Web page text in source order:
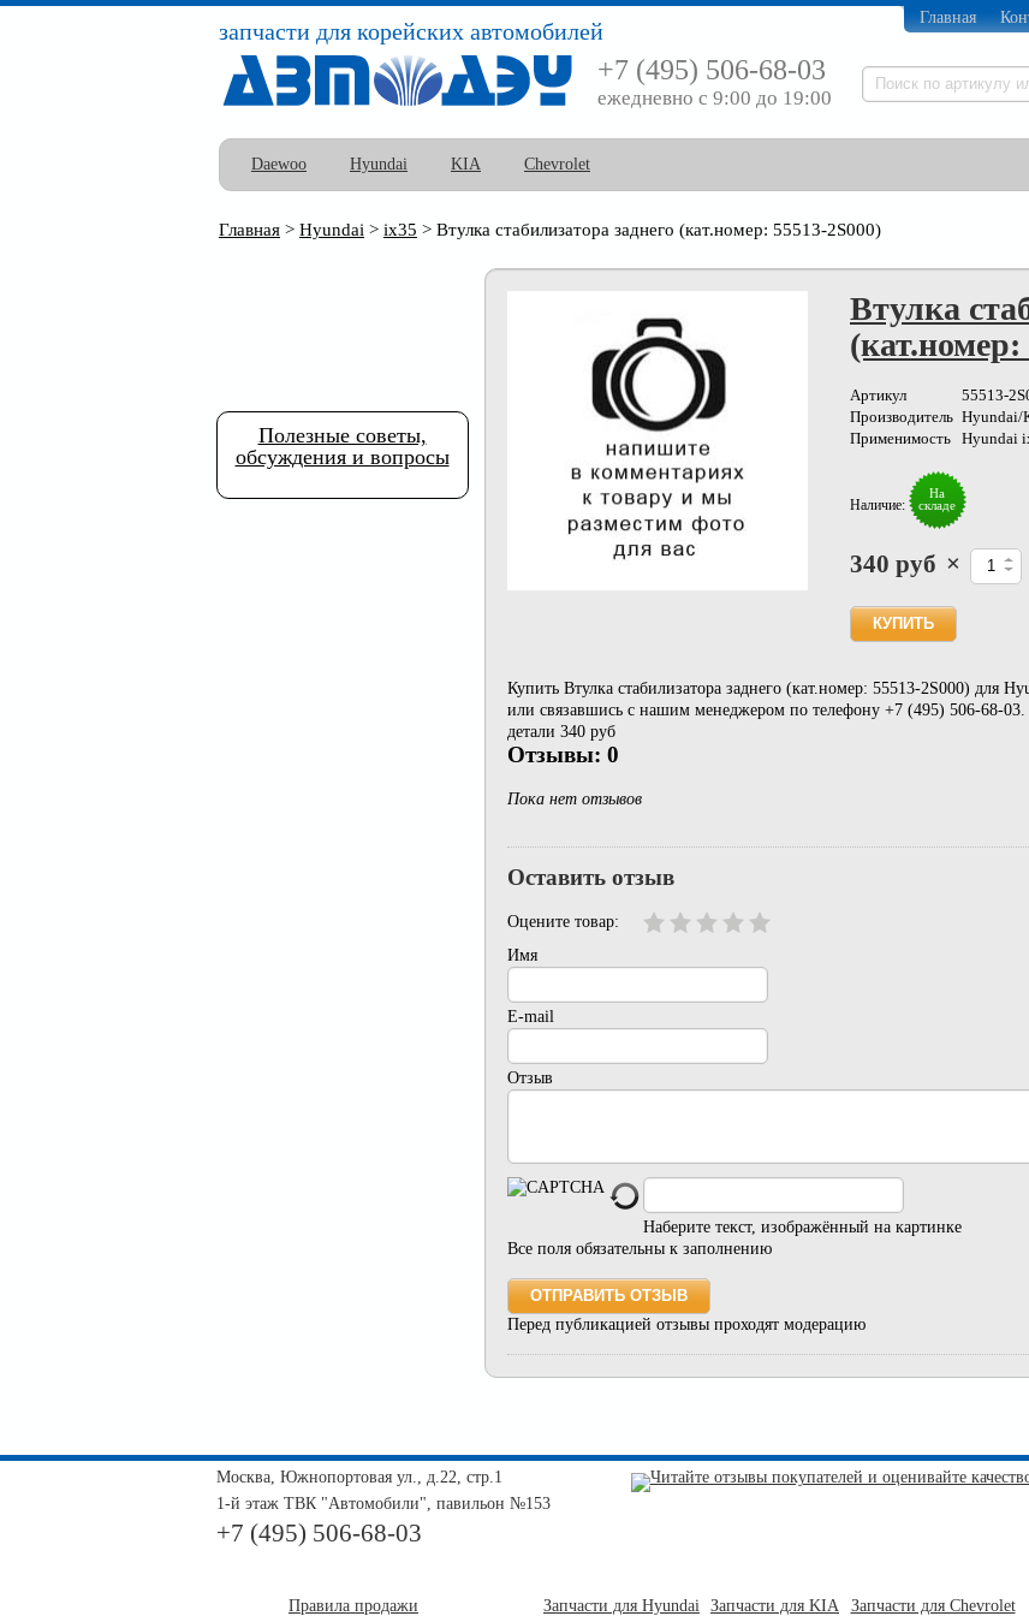
Главная
запчасти для корейских автомобилей
+7 (495) 506-68-03
ежедневно с 9:00 до 19:00
Daewoo Hyundai KIA Chevrolet
Главная > Hyundai > ix35 > Втулка стабилизатора заднего (кат.номер: 55513-2S000)
Втулка
(кат.номер:
Артикул
55513-
Производитель Hyundai/
Применимость
Hyundai
Наличие:
На
складе
340 руб ×
Купить Втулка стабилизатора заднего (кат.номер: 55513-2S000) для
или связавшись с нашим менеджером по телефону +7 (495) 506-68-03.
детали 340 руб
Отзывы: 0
Пока нет отзывов
Оставить отзыв
Оцените товар:
Имя
E-mail
Отзыв
Наберите текст, изображённый на картинке
Все поля обязательны к заполнению
Перед публикацией отзывы проходят модерацию
Полезные советы,
обсуждения и вопросы
Москва, Южнопортовая ул., д.22, стр.1
1-й этаж ТВК "Автомобили", павильон №153
+7 (495) 506-68-03
Правила продажи Запчасти для Hyundai Запчасти для KIA Запчасти для Chevrolet